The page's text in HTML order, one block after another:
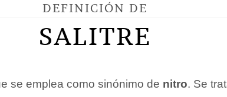
DEFINICIÓN DE
SALITRE
se emplea como sinónimo de nitro. Se